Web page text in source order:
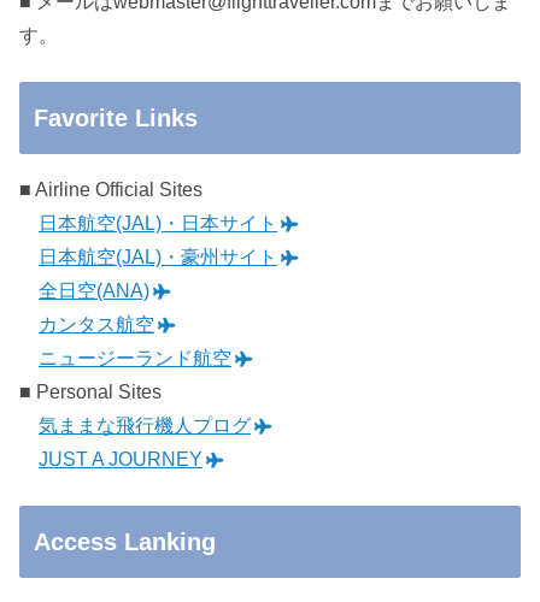
す。
Favorite Links
■ Airline Official Sites
日本航空(JAL)・日本サイト
日本航空(JAL)・豪州サイト
全日空(ANA)
カンタス航空
ニュージーランド航空
■ Personal Sites
気ままな飛行機人プログ
JUST A JOURNEY
Access Lanking